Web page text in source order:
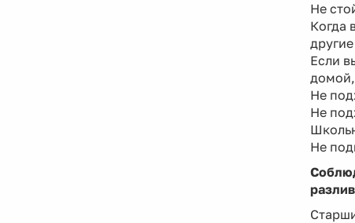
Не
Когда
Если
домой,
Не
Не
Не